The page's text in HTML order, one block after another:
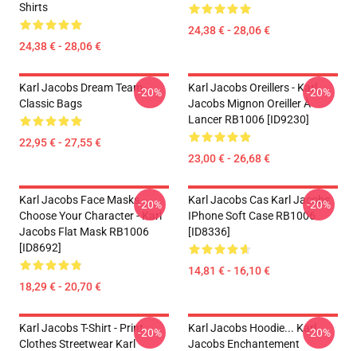
Shirts
24,38 € - 28,06 €
24,38 € - 28,06 €
Karl Jacobs Dream Team
Classic Bags
22,95 € - 27,55 €
-20%
Karl Jacobs Oreillers - Karl
Jacobs Mignon Oreiller À
Lancer RB1006 [ID9230]
23,00 € - 26,68 €
-20%
Karl Jacobs Face Masks -
Choose Your Character - Karl
Jacobs Flat Mask RB1006
[ID8692]
18,29 € - 20,70 €
-20%
Karl Jacobs Cas Karl Jacobs
IPhone Soft Case RB1006
[ID8336]
14,81 € - 16,10 €
-20%
Karl Jacobs T-Shirt - Print
Clothes Streetwear Karl
-20%
Karl Jacobs Hoodie... Karl
Jacobs Enchantement
-20%